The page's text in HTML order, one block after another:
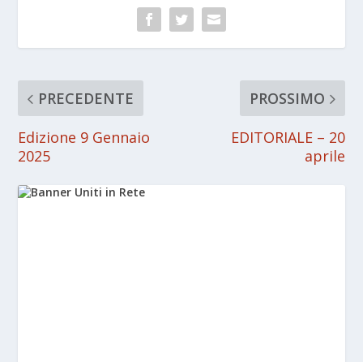
PRECEDENTE
Edizione 9 Gennaio
2025
PROSSIMO
EDITORIALE – 20
aprile